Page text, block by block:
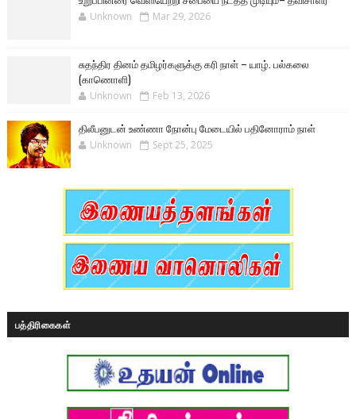
Unknown Mar 29, 2026
சுதந்திர தினம் தமிழர்களுக்கு கரி நாள் – யாழ். பல்கலை
(காணொளி)
Unknown Feb 13, 2026
திலீபனுடன் உண்ணா நோன்பு மேடையில் பதினோராம் நாள்
Unknown Sept 25, 2025
பத்திரிகைகள்